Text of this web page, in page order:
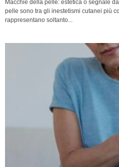
Macchie della pelle: estetica o segnale
pelle sono tra gli inestetismi cutanei più
rappresentano soltanto...